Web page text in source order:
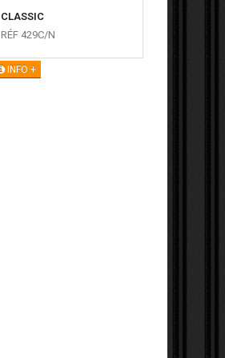
CLASSIC
RÉF 429C/N
INFO +